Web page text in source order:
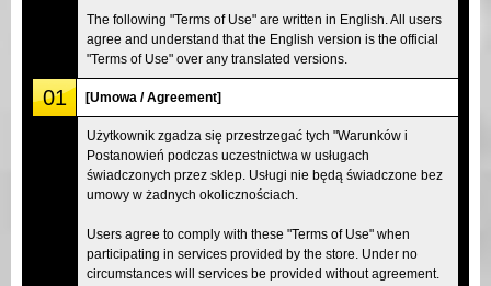
The following "Terms of Use" are written in English. All users
agree and understand that the English version is the official
"Terms of Use" over any translated versions.
01 [Umowa / Agreement]
Użytkownik zgadza się przestrzegać tych "Warunków i
Postanowień podczas uczestnictwa w usługach
świadczonych przez sklep. Usługi nie będą świadczone bez
umowy w żadnych okolicznościach.
Users agree to comply with these "Terms of Use" when
participating in services provided by the store. Under no
circumstances will services be provided without agreement.